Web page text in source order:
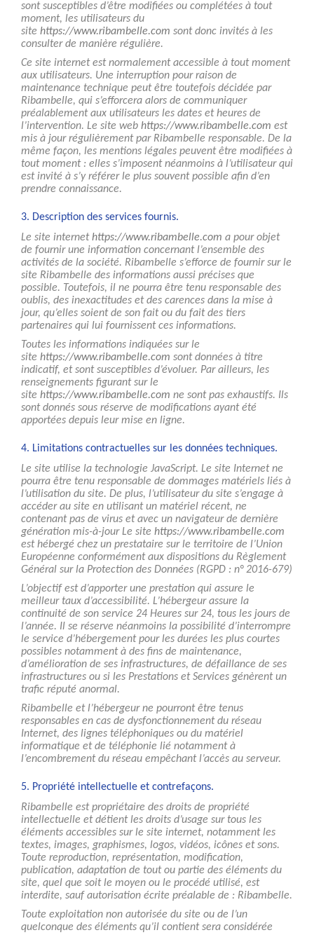
sont susceptibles d’être modifiées ou complétées à tout
moment, les utilisateurs du
site https://www.ribambelle.com sont donc invités à les
consulter de manière régulière.
Ce site internet est normalement accessible à tout moment
aux utilisateurs. Une interruption pour raison de
maintenance technique peut être toutefois décidée par
Ribambelle, qui s’efforcera alors de communiquer
préalablement aux utilisateurs les dates et heures de
l’intervention. Le site web https://www.ribambelle.com est
mis à jour régulièrement par Ribambelle responsable. De la
même façon, les mentions légales peuvent être modifiées à
tout moment : elles s’imposent néanmoins à l’utilisateur qui
est invité à s’y référer le plus souvent possible afin d’en
prendre connaissance.
3. Description des services fournis.
Le site internethttps://www.ribambelle.com a pour objet
de fournir une information concernant l’ensemble des
activités de la société. Ribambelle s’efforce de fournir sur le
site Ribambelle des informations aussi précises que
possible. Toutefois, il ne pourra être tenu responsable des
oublis, des inexactitudes et des carences dans la mise à
jour, qu’elles soient de son fait ou du fait des tiers
partenaires qui lui fournissent ces informations.
Toutes les informations indiquées sur le
site https://www.ribambelle.com sont données à titre
indicatif, et sont susceptibles d’évoluer. Par ailleurs, les
renseignements figurant sur le
site https://www.ribambelle.com ne sont pas exhaustifs. Ils
sont donnés sous réserve de modifications ayant été
apportées depuis leur mise en ligne.
4. Limitations contractuelles sur les données techniques.
Le site utilise la technologie JavaScript. Le site Internet ne
pourra être tenu responsable de dommages matériels liés à
l’utilisation du site. De plus, l’utilisateur du site s’engage à
accéder au site en utilisant un matériel récent, ne
contenant pas de virus et avec un navigateur de dernière
génération mis-à-jour Le site https://www.ribambelle.com
est hébergé chez un prestataire sur le territoire de l’Union
Européenne conformément aux dispositions du Règlement
Général sur la Protection des Données (RGPD : n° 2016-679)
L’objectif est d’apporter une prestation qui assure le
meilleur taux d’accessibilité. L’hébergeur assure la
continuité de son service 24 Heures sur 24, tous les jours de
l’année. Il se réserve néanmoins la possibilité d’interrompre
le service d’hébergement pour les durées les plus courtes
possibles notamment à des fins de maintenance,
d’amélioration de ses infrastructures, de défaillance de ses
infrastructures ou si les Prestations et Services génèrent un
trafic réputé anormal.
Ribambelle et l’hébergeur ne pourront être tenus
responsables en cas de dysfonctionnement du réseau
Internet, des lignes téléphoniques ou du matériel
informatique et de téléphonie lié notamment à
l’encombrement du réseau empêchant l’accès au serveur.
5. Propriété intellectuelle et contrefaçons.
Ribambelle est propriétaire des droits de propriété
intellectuelle et détient les droits d’usage sur tous les
éléments accessibles sur le site internet, notamment les
textes, images, graphismes, logos, vidéos, icônes et sons.
Toute reproduction, représentation, modification,
publication, adaptation de tout ou partie des éléments du
site, quel que soit le moyen ou le procédé utilisé, est
interdite, sauf autorisation écrite préalable de : Ribambelle.
Toute exploitation non autorisée du site ou de l’un
quelconque des éléments qu’il contient sera considérée